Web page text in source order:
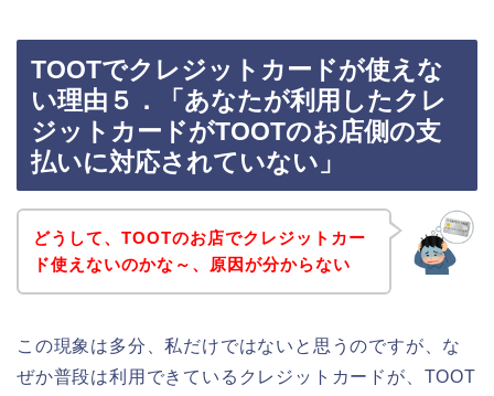
TOOTでクレジットカードが使えな
い理由５．「あなたが利用したクレ
ジットカードがTOOTのお店側の支
払いに対応されていない」
どうして、TOOTのお店でクレジットカー
ド使えないのかな～、原因が分からない
この現象は多分、私だけではないと思うのですが、な
ぜか普段は利用できているクレジットカードが、TOOT